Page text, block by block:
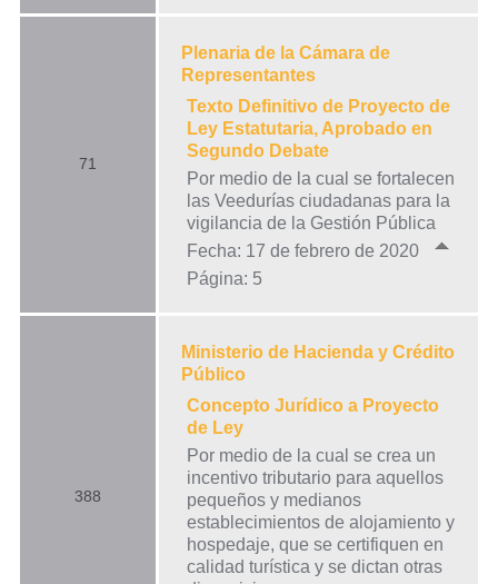
71
Plenaria de la Cámara de
Representantes
Texto Definitivo de Proyecto de
Ley Estatutaria, Aprobado en
Segundo Debate
Por medio de la cual se fortalecen
las Veedurías ciudadanas para la
vigilancia de la Gestión Pública
Fecha: 17 de febrero de 2020
Página: 5
388
Ministerio de Hacienda y Crédito
Público
Concepto Jurídico a Proyecto
de Ley
Por medio de la cual se crea un
incentivo tributario para aquellos
pequeños y medianos
establecimientos de alojamiento y
hospedaje, que se certifiquen en
calidad turística y se dictan otras